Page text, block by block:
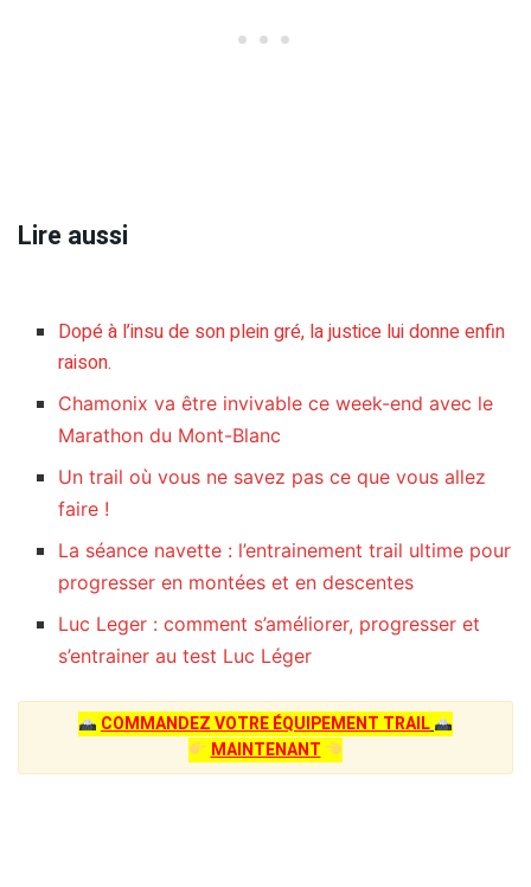
Lire aussi
Dopé à l’insu de son plein gré, la justice lui donne enfin
raison.
Chamonix va être invivable ce week-end avec le
Marathon du Mont-Blanc
Un trail où vous ne savez pas ce que vous allez
faire !
La séance navette : l’entrainement trail ultime pour
progresser en montées et en descentes
Luc Leger : comment s’améliorer, progresser et
s’entrainer au test Luc Léger
COMMANDEZ VOTRE ÉQUIPEMENT TRAIL
MAINTENANT